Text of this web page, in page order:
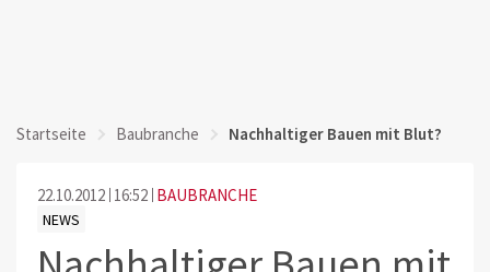
Startseite Baubranche Nachhaltiger Bauen mit Blut?
22.10.2012 16:52 BAUBRANCHE
NEWS